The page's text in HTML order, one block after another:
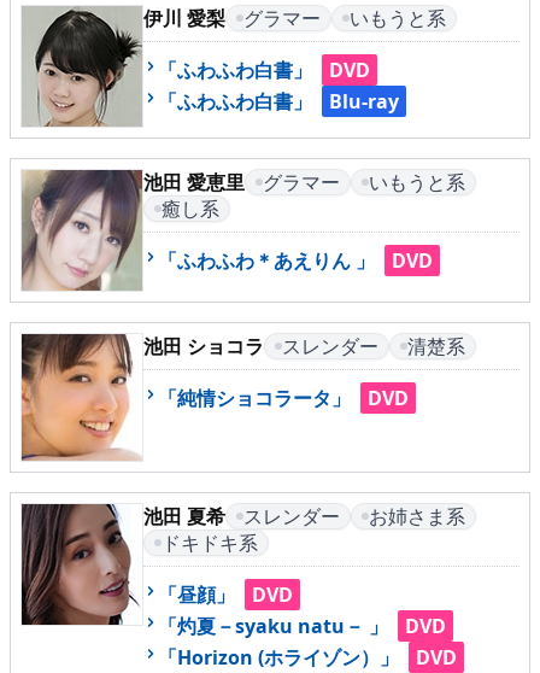
伊川 愛梨 グラマー
いもうと系
「ふわふわ白書」
DVD
「ふわふわ白書」
Blu-ray
池田 愛恵里 グラマー
いもうと系
癒し系
「ふわふわ＊あえりん 」
DVD
池田 ショコラ スレンダー
清楚系
「純情ショコラータ」
DVD
池田 夏希 スレンダー
お姉さま系
ドキドキ系
「昼顔」
DVD
「灼夏－syaku natu－ 」
DVD
「Horizon (ホライゾン）」
DVD